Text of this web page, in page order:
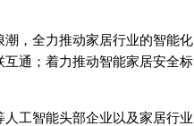
，全力推动家居行业的智能化
通；着力推动智能家居安全标
工智能头部企业以及家居行业